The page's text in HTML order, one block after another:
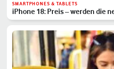
SMARTPHONES & TABLETS
iPhone 18: Preis – werden die